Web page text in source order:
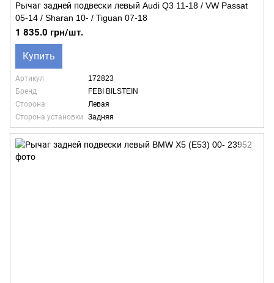
Рычаг задней подвески левый Audi Q3 11-18 / VW Passat
05-14 / Sharan 10- / Tiguan 07-18
1 835.0 грн/шт.
Купить
Артикул
172823
Бренд
FEBI BILSTEIN
Сторона
Левая
Сторона установки
Задняя